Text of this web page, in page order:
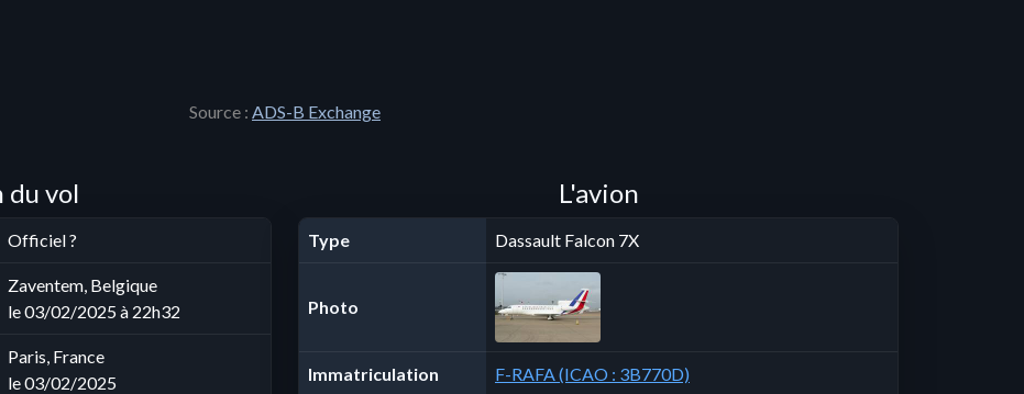
Source : ADS-B Exchange
du vol
Officiel ?
Zaventem, Belgique
le 03/02/2025 à 22h32
Paris, France
le 03/02/2025
L'avion
Type Dassault Falcon 7X
Photo
Immatriculation F-RAFA (ICAO : 3B770D)